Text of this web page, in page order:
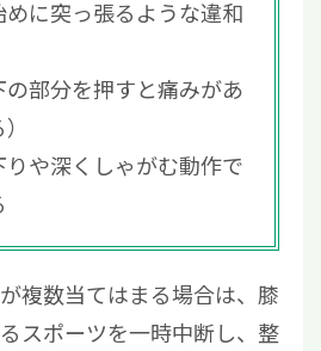
に突っ張るような違和
部分を押すと痛みがあ
や深くしゃがむ動作で
複数当てはまる場合は、膝
スポーツを一時中断し、整